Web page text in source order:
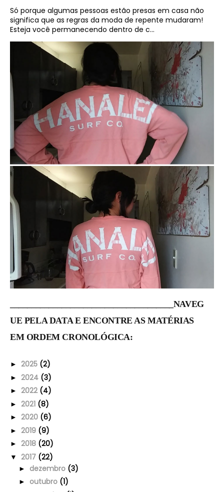
Só porque algumas pessoas estão presas em casa não
significa que as regras da moda de repente mudaram!
Esteja você permanecendo dentro de c...
______________________________________NAVEG
UE PELA DATA E ENCONTRE AS MATÉRIAS
EM ORDEM CRONOLÓGICA:
► 2025 (2)
► 2024 (3)
► 2022 (4)
► 2021 (8)
► 2020 (6)
► 2019 (9)
► 2018 (20)
▼ 2017 (22)
► dezembro (3)
► outubro (1)